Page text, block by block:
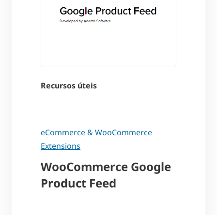
Recursos úteis
eCommerce & WooCommerce
Extensions
WooCommerce Google
Product Feed